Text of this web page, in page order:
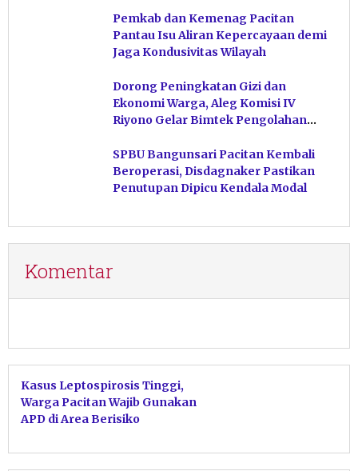
Pemkab dan Kemenag Pacitan
Pantau Isu Aliran Kepercayaan demi
Jaga Kondusivitas Wilayah
Dorong Peningkatan Gizi dan
Ekonomi Warga, Aleg Komisi IV
Riyono Gelar Bimtek Pengolahan
SPBU Bangunsari Pacitan Kembali
Beroperasi, Disdagnaker Pastikan
Penutupan Dipicu Kendala Modal
Komentar
Kasus Leptospirosis Tinggi,
Warga Pacitan Wajib Gunakan
APD di Area Berisiko